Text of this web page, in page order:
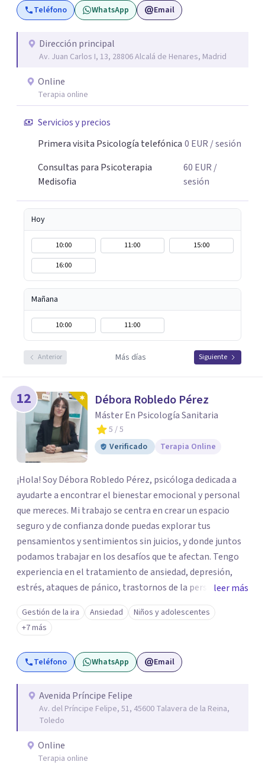
Teléfono WhatsApp Email
Dirección principal
Av. Juan Carlos I, 13, 28806 Alcalá de Henares, Madrid
Online
Terapia online
Servicios y precios
Primera visita Psicología telefónica 0 EUR / sesión
Consultas para Psicoterapia
Medisofia
60 EUR /
sesión
Hoy
10:00 11:00
15:00
16:00
Mañana
10:00 11:00
Anterior Más días Siguiente
12 Débora Robledo Pérez
Máster En Psicología Sanitaria
5 / 5
Verificado
Terapia Online
¡Hola! Soy Débora Robledo Pérez, psicóloga dedicada a
ayudarte a encontrar el bienestar emocional y personal
que mereces. Mi trabajo se centra en crear un espacio
seguro y de confianza donde puedas explorar tus
pensamientos y sentimientos sin juicios, y donde juntos
podamos trabajar en los desafíos que te afectan. Tengo
experiencia en el tratamiento de ansiedad, depresión,
estrés, ataques de pánico, trastornos de la personalidad y
el trastorno obsesivo-compulsivo (TOC). Mi enfoque
terapéutico se adapta a tus necesidades específicas,
utilizando herramientas y técnicas que te ayuden a
comprender y transformar aquello que te preocupa. Creo
firmemente que el bienestar emocional es un derecho y,
control sobre tu vida y tus emociones. Mi misión es que te
sientas escuchado/a, comprendido/a y empoderado/a
para enfrentar tus problemas y lograr un cambio positivo
y duradero. Si estás listo/a para comenzar este viaje hacia
una mejor versión de ti mismo/a, estaré encantada de
leer más
Gestión de la ira Ansiedad
Niños y adolescentes
+7 más
Teléfono WhatsApp Email
Avenida Príncipe Felipe
Av. del Príncipe Felipe, 51, 45600 Talavera de la Reina,
Toledo
Online
Terapia online